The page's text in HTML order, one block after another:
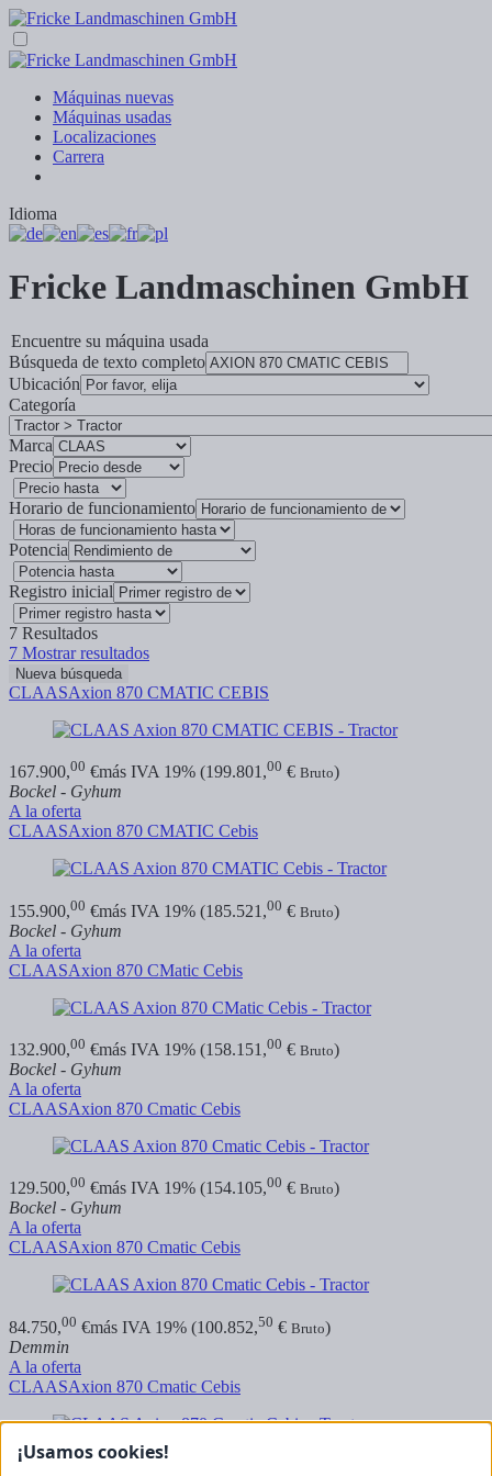
Máquinas nuevas
Máquinas usadas
Localizaciones
Carrera
Idioma
Fricke Landmaschinen GmbH
Encuentre su máquina usada
Búsqueda de texto completo
Ubicación
Categoría
Marca
Precio
Horario de funcionamiento
Potencia
Registro inicial
7 Resultados
7 Mostrar resultados
Nueva búsqueda
CLAASAxion 870 CMATIC CEBIS
167.900,00 €más IVA 19% (199.801,00 € Bruto)
Bockel - Gyhum
A la oferta
CLAASAxion 870 CMATIC Cebis
155.900,00 €más IVA 19% (185.521,00 € Bruto)
Bockel - Gyhum
A la oferta
CLAASAxion 870 CMatic Cebis
132.900,00 €más IVA 19% (158.151,00 € Bruto)
Bockel - Gyhum
A la oferta
CLAASAxion 870 Cmatic Cebis
129.500,00 €más IVA 19% (154.105,00 € Bruto)
Bockel - Gyhum
A la oferta
CLAASAxion 870 Cmatic Cebis
84.750,00 €más IVA 19% (100.852,50 € Bruto)
Demmin
A la oferta
CLAASAxion 870 Cmatic Cebis
79.500, 00
¡Usamos cookies!